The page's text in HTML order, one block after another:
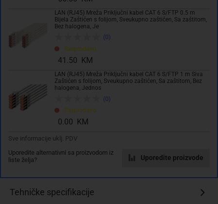
LAN (RJ45) Mreža Priključni kabel CAT 6 S/FTP 0.5 m
Bijela Zaštićen s folijom, Sveukupno zaštićen, Sa zaštitom,
Bez halogena, Je
(0)
Rasprodano
41.50 KM
LAN (RJ45) Mreža Priključni kabel CAT 6 S/FTP 1 m Siva
Zaštićen s folijom, Sveukupno zaštićen, Sa zaštitom, Bez
halogena, Jednos
(0)
Rasprodano
0.00 KM
Sve informacije uklj. PDV
Uporedite alternativni sa proizvodom iz
liste želja?
Uporedite proizvode
Dodaj u košaricu
Izdvojeno & Detalji
S
Tehničke specifikacije